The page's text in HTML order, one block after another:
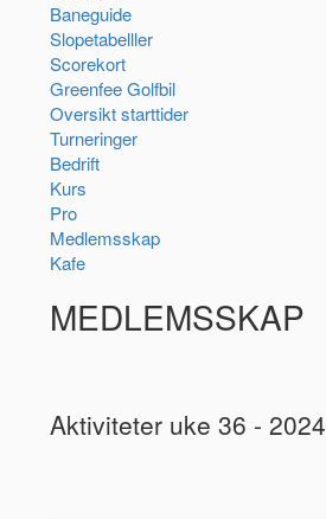
Baneguide
Slopetabelller
Scorekort
Greenfee Golfbil
Oversikt starttider
Turneringer
Bedrift
Kurs
Pro
Medlemsskap
Kafe
MEDLEMSSKAP
Aktiviteter uke 36 - 2024